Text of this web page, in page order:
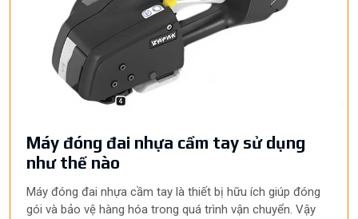
Máy đóng đai nhựa cầm tay sử dụng
như thế nào
Máy đóng đai nhựa cầm tay là thiết bị hữu ích giúp đóng
gói và bảo vệ hàng hóa trong quá trình vận chuyển. Vậy